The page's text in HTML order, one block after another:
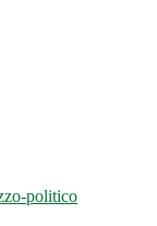
politico